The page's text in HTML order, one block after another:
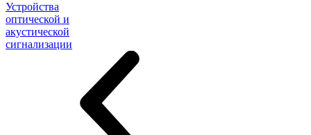
Устройства
оптической и
акустической
сигнализации